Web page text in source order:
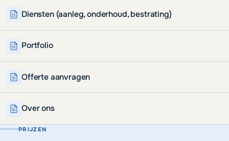
Diensten (aanleg, onderhoud, bestrating)
Portfolio
Offerte aanvragen
Over ons
PRIJZEN